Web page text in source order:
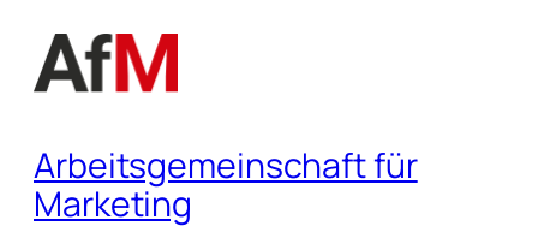
Inhalt
springen
Arbeitsgemeinschaft für
Marketing